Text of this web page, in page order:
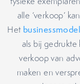
alle ‘verkoop’
Het businessmodel
als bij
verkoop van
maken en